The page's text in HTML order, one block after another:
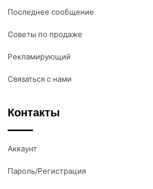
Последнее сообщение
Советы по продаже
Рекламирующий
Связаться с нами
Контакты
Аккаунт
Пароль/Регистрация